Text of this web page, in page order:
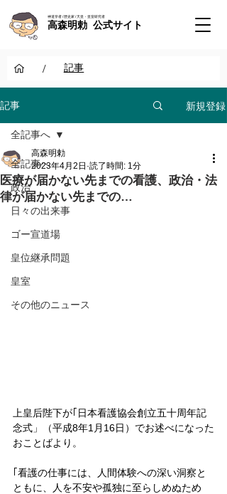
神道学者 / 歴史家 / 天皇・皇室研究者
高森明勅 公式サイト
/ 記事
記事 新規登録
全記事へ
政治
日々の出来事
ゴー宣道場
皇位継承問題
皇室
その他のニュース
全記事へ
医療が届かない先までの看護、政治・法
律が届かない先までの…
高森明勅
2023年4月2日 読了時間: 1分
上皇后陛下が｢日本看護協会創立五十周年記
念式」（平成8年1月16日）でお述べになった
おことばより。
｢看護の仕事には、人間体験への深い洞察と
ともに、人を不安や孤独に至らしめぬため